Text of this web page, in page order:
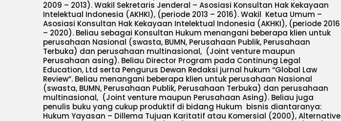
2009 – 2013). Wakil Sekretaris Jenderal – Asosiasi Konsultan Hak Kekayaan
Intelektual Indonesia (AKHKI), (periode 2013 – 2016). Wakil Ketua Umum –
Asosiasi Konsultan Hak Kekayaan Intelektual Indonesia (AKHKI), (periode 2016
– 2020). Beliau sebagai Konsultan Hukum menangani beberapa klien untuk
perusahaan Nasional (swasta, BUMN, Perusahaan Publik, Perusahaan
Terbuka) dan perusahaan multinasional, (Joint venture maupun
Perusahaan asing). Beliau Director Program pada Continung Legal
Education, Ltd serta Pengurus Dewan Redaksi jurnal hukum “Global Law
Review”. Beliau menangani beberapa klien untuk perusahaan Nasional
(swasta, BUMN, Perusahaan Publik, Perusahaan Terbuka) dan perusahaan
multinasional, (Joint venture maupun Perusahaan Asing). Beliau juga
penulis buku yang cukup produktif di bidang Hukum bisnis diantaranya:
Hukum Yayasan – Dillema Tujuan Karitatif atau Komersial (2000), Alternative